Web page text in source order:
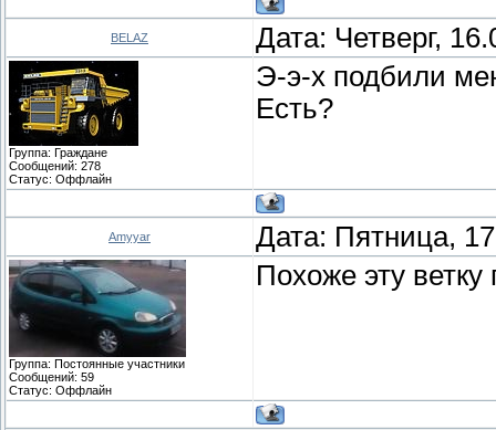
BELAZ Дата: Четверг,
Группа: Граждане
Сообщений: 278
Статус: Оффлайн
Э-э-х подбили
Есть?
Amyyar Дата: Пятница,
Группа: Постоянные участники
Сообщений: 59
Статус: Оффлайн
Похоже эту